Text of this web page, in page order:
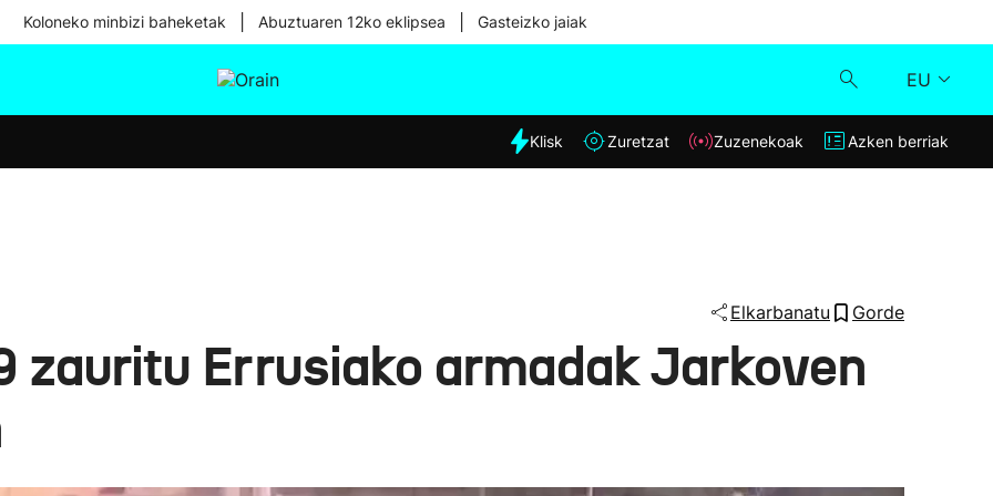
Koloneko minbizi baheketak Abuztuaren 12ko eklipsea Gasteizko jaiak
EU
Eguraldia
Klisk
Azken berriak
Klisk Zuretzat Zuzenekoak Azken berriak
Elkarbanatu Gorde
zauritu Errusiako armadak Jarkoven